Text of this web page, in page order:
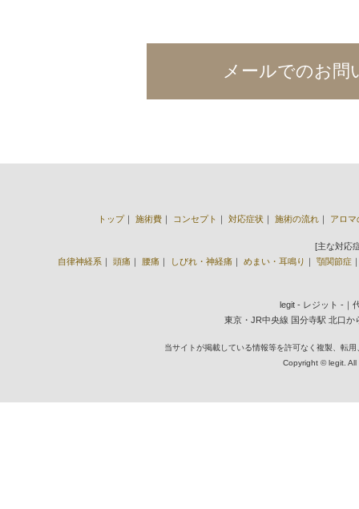
メールでのお問
トップ｜ 施術費 ｜ コンセプト ｜ 対応症状 ｜ 施術の流れ ｜ アロマ
[主な対応
自律神経系 ｜ 頭痛 ｜ 腰痛 ｜ しびれ・神経痛 ｜ めまい・耳鳴り ｜ 顎関節症
legit - レジット -
東京・JR中央線 国分寺駅 北口か
当サイトが掲載している情報等を許可なく複製、転
Copyright © legit.